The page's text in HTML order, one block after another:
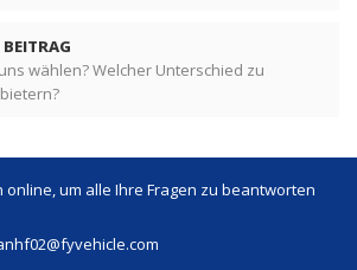
wählen? Welcher Unterschied zu
online, um alle Ihre Fragen zu beantworten